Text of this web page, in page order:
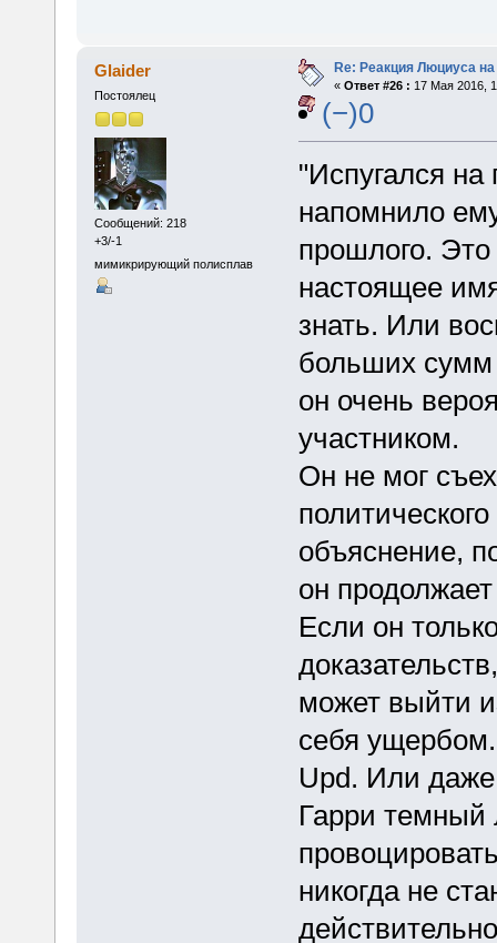
Glaider
Постоялец
Сообщений: 218
+3/-1
мимикрирующий полисплав
Re: Реакция Люциуса
« Ответ #26 : 17 Мая 2016,
(−)0
"Испугался на
напомнило
прошлого.
настоящее
знать. Или
больших сумм
он очень
участником.
Он не мог
объяснение,
он
Если он
может выйти
себя ущербом.
Upd. Или даже
Гарри темный
никогда не